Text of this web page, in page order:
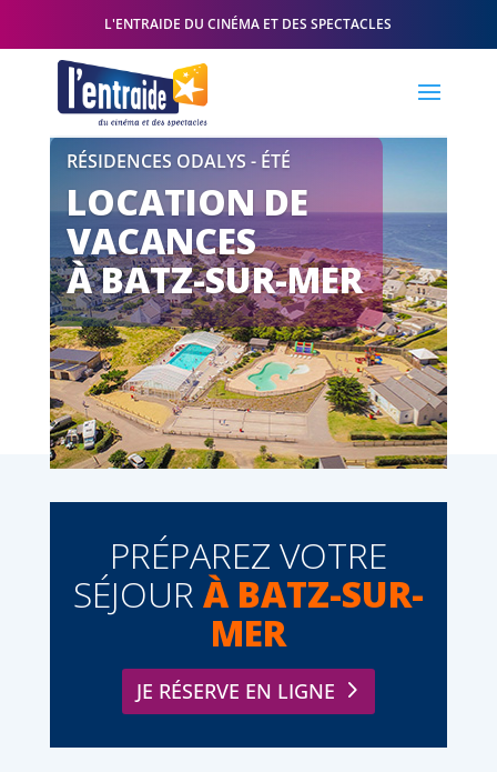
L'ENTRAIDE DU CINÉMA ET DES SPECTACLES
RÉSIDENCES ODALYS - ÉTÉ
LOCATION DE
VACANCES
À BATZ-SUR-MER
PRÉPAREZ VOTRE
SÉJOUR À BATZ-SUR-
MER
JE RÉSERVE EN LIGNE